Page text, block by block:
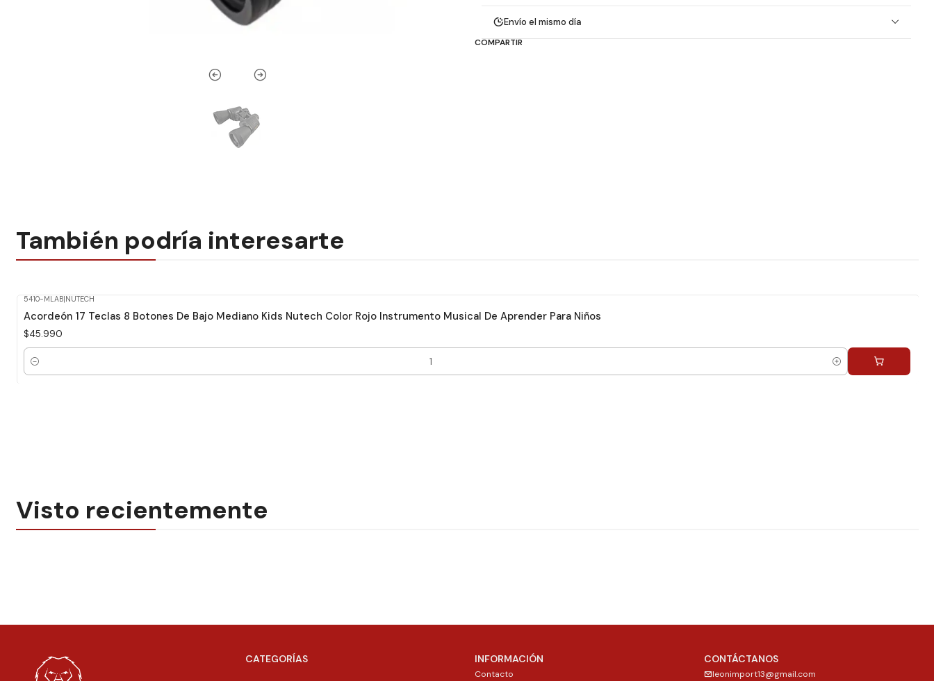
Envío el mismo día
COMPARTIR
También podría interesarte
5410-MLAB NUTECH
Acordeón 17 Teclas 8 Botones De Bajo Mediano Kids Nutech Color Rojo Instrumento Musical De Aprender Para Niños
$45.990
Cantidad
Visto recientemente
CATEGORÍAS INFORMACIÓN
Contacto
CONTÁCTANOS
leonimport13@gmail.com